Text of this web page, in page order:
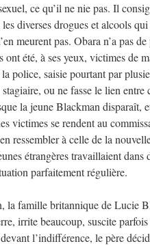
ce qu’il ne nie pas. Il
diverses drogues et alcools
meurent pas. Obara n’a pas
ont été, à ses yeux, victimes de
police, saisie pourtant par
ou ne fasse le lien entre
la jeune Blackman disparaît,
victimes se rendent au
ressembler à celle de la
étrangères travaillaient dans
parfaitement régulière.
la famille britannique de Lucie
irrite beaucoup, suscite
l’indifférence, le père